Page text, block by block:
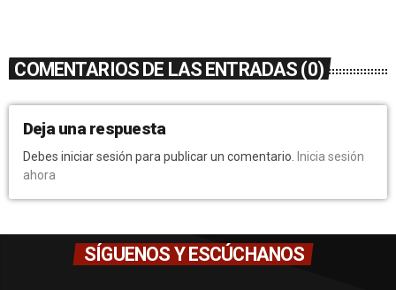
COMENTARIOS DE LAS ENTRADAS (0)
Deja una respuesta
Debes iniciar sesión para publicar un comentario.
Inicia sesión
ahora
SÍGUENOS Y ESCÚCHANOS